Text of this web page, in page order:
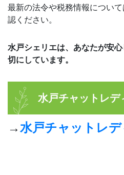
最新の法令や税務情報につい
認ください。
水戸シェリエは、あなたが安
切にしています。
水戸チャットレデ
→水戸チャットレデ